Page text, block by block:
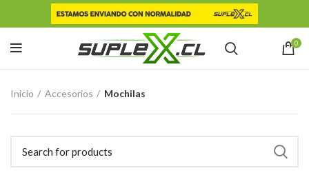
0
Inicio Accesorios Mochilas